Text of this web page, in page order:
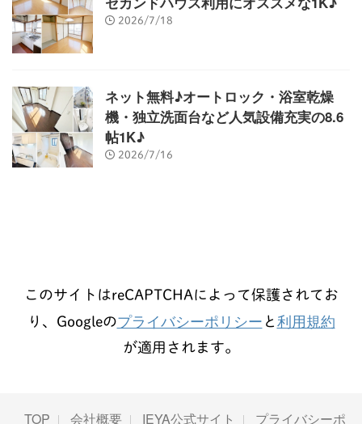
2026/7/18
ネット無料♪オートロック・浴室乾燥
機・独立洗面台など人気設備充実の8.6
帖1K♪
2026/7/16
このサイトはreCAPTCHAによって保護されてお
り、Googleのプライバシーポリシー と 利用規約
が適用されます。
TOP 会社概要 IEYA公式サイト プライバシーポ